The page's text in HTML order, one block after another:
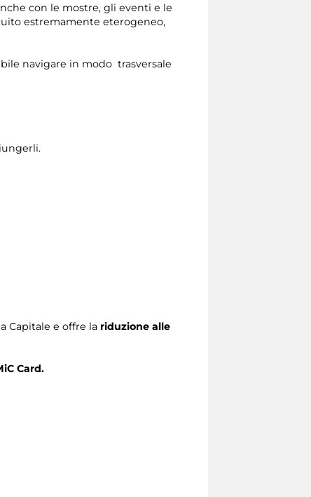
con le mostre, gli eventi e le
estremamente eterogeneo,
navigare in modo trasversale
Capitale e offre la riduzione alle
Card.